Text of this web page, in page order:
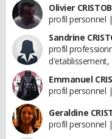
Olivier
profil personnel |
Sandrine
profil
d'etablissement,
Emmanuel
profil personnel |
Geraldine
profil personnel